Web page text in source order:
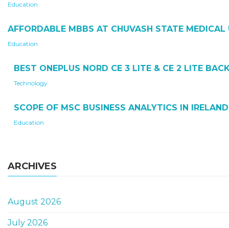
Education
AFFORDABLE MBBS AT CHUVASH STATE
Education
BEST ONEPLUS NORD CE 3 LITE & CE 2 LITE
Technology
SCOPE OF MSC BUSINESS ANALYTICS IN IRELAND
Education
ARCHIVES
August 2026
July 2026